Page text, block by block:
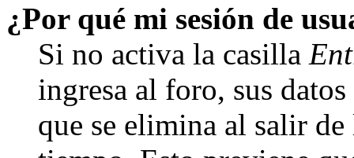
¿Por qué mi sesión de
Si no activa la casilla
ingresa al foro, sus
que se elimina al salir